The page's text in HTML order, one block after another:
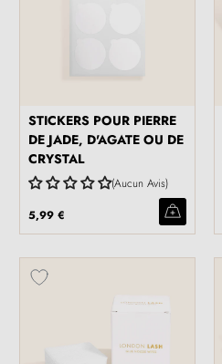
STICKERS POUR PIERRE
DE JADE, D'AGATE OU DE
CRYSTAL
Aucun Avis
5,99 €